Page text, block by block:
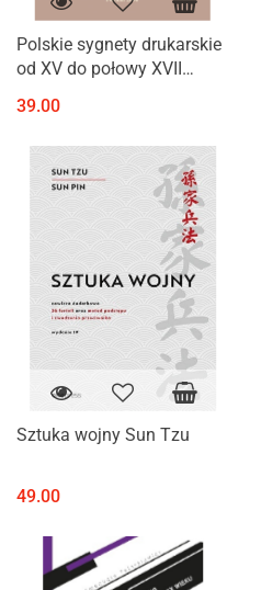
Polskie sygnety drukarskie
od XV do połowy XVII
39.00
Sztuka wojny Sun Tzu
49.00